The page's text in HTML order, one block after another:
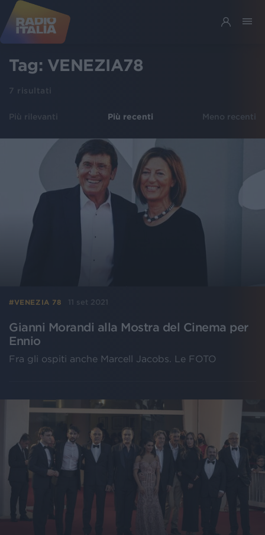
Tag: VENEZIA78
7 risultati
Più rilevanti Più recenti Meno recenti
#VENEZIA 78 11 set 2021
Gianni Morandi alla Mostra del Cinema per
Ennio
Fra gli ospiti anche Marcell Jacobs. Le FOTO